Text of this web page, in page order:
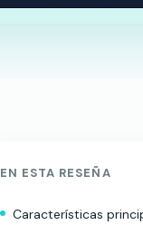
EN ESTA RESEÑA
Características